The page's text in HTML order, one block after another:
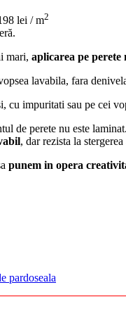
lei / m2
mari, aplicarea pe perete
lavabila, fara
cu impuritati sau pe cei
de perete nu este
, dar rezista la
punem in opera
pardoseala